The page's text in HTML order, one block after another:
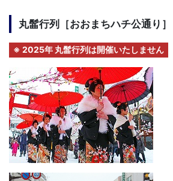
丸髷行列［おおまちハチ公通り］
※ 2025年 丸髷行列は開催いたしません